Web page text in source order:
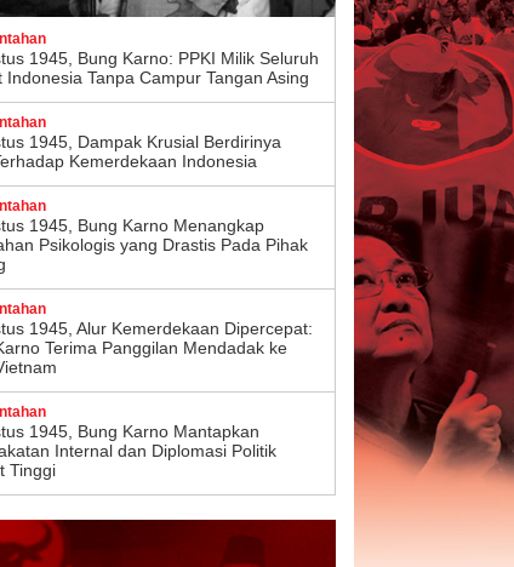
1945, Bung Karno: PPKI Milik Seluruh
Indonesia Tanpa Campur Tangan Asing
1945, Dampak Krusial Berdirinya
Kemerdekaan Indonesia
1945, Bung Karno Menangkap
Psikologis yang Drastis Pada Pihak
1945, Alur Kemerdekaan Dipercepat:
Terima Panggilan Mendadak ke
1945, Bung Karno Mantapkan
Internal dan Diplomasi Politik
Tinggi